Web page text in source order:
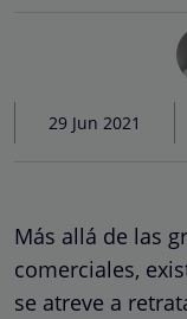
29 Jun 2021
Más allá de las
comerciales,
se atreve a